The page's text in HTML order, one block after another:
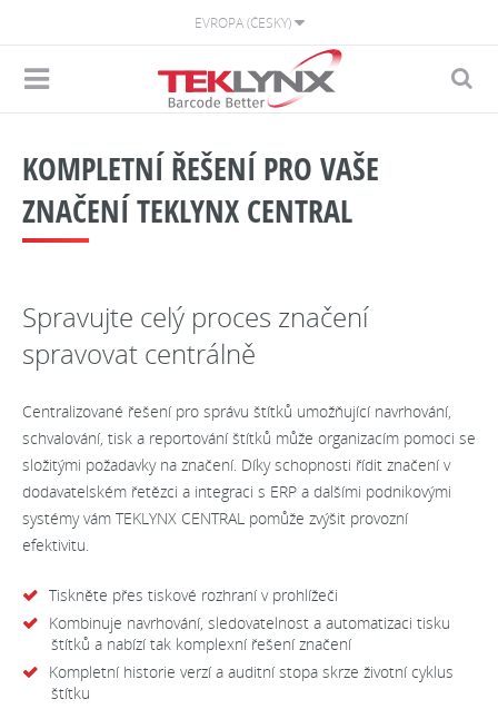
EVROPA (ČESKY)
KOMPLETNÍ ŘEŠENÍ PRO VAŠE
ZNAČENÍ TEKLYNX CENTRAL
Spravujte celý proces značení
spravovat centrálně
Centralizované řešení pro správu štítků umožňující navrhování,
schvalování, tisk a reportování štítků může organizacím pomoci se
složitými požadavky na značení. Díky schopnosti řídit značení v
dodavatelském řetězci a integraci s ERP a dalšími podnikovými
systémy vám TEKLYNX CENTRAL pomůže zvýšit provozní
efektivitu.
Tiskněte přes tiskové rozhraní v prohlížeči
Kombinuje navrhování, sledovatelnost a automatizaci tisku
štítků a nabízí tak komplexní řešení značení
Kompletní historie verzí a auditní stopa skrze životní cyklus
štítku